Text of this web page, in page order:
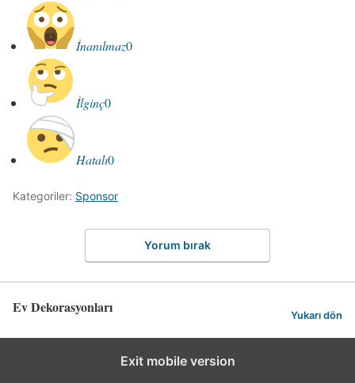
İnanılmaz0
İlginç0
Hatalı0
Kategoriler: Sponsor
Yorum bırak
Ev Dekorasyonları Yukarı dön
Exit mobile version